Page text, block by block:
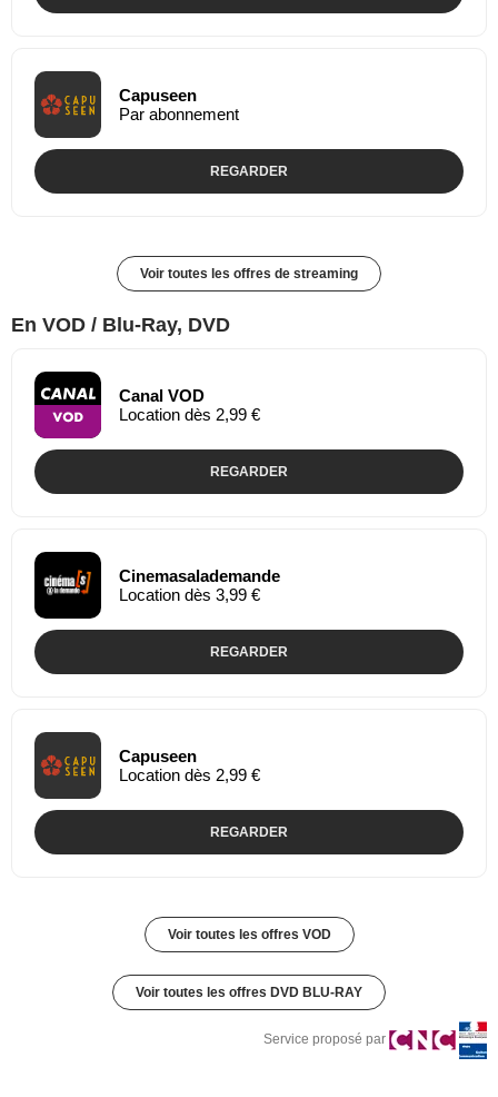
Capuseen
Par abonnement
REGARDER
Voir toutes les offres de streaming
En VOD / Blu-Ray, DVD
Canal VOD
Location dès 2,99 €
REGARDER
Cinemasalademande
Location dès 3,99 €
REGARDER
Capuseen
Location dès 2,99 €
REGARDER
Voir toutes les offres VOD
Voir toutes les offres DVD BLU-RAY
Service proposé par